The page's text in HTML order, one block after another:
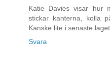
Katie Davies visar hur
stickar kanterna, kolla
Kanske lite i senaste
Svara